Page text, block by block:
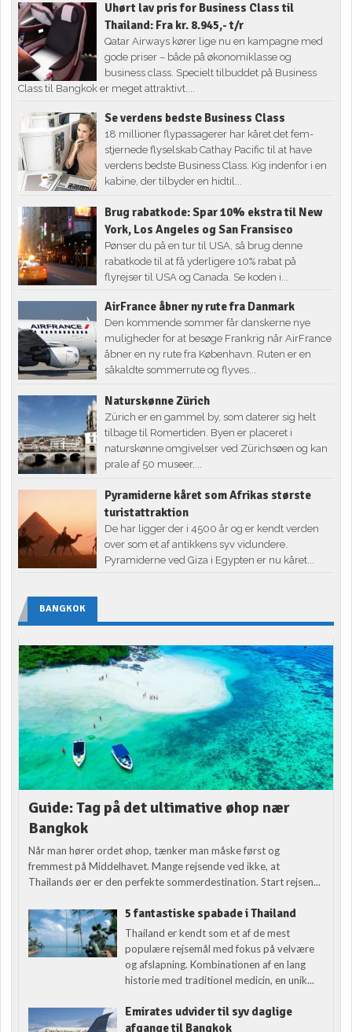
Uhørt lav pris for Business Class til
Thailand: Fra kr. 8.945,- t/r
Qatar Airways kører lige nu en kampagne med
gode priser – både på økonomiklasse og
business class. Specielt tilbuddet på Business
Class til Bangkok er meget attraktivt....
Se verdens bedste Business Class
18 millioner flypassagerer har kåret det fem-
stjernede flyselskab Cathay Pacific til at have
verdens bedste Business Class. Kig indenfor i en
kabine, der tilbyder en hidtil...
Brug rabatkode: Spar 10% ekstra til New
York, Los Angeles og San Fransisco
Pønser du på en tur til USA, så brug denne
rabatkode til at få yderligere 10% rabat på
flyrejser til USA og Canada. Se koden i...
AirFrance åbner ny rute fra Danmark
Den kommende sommer får danskerne nye
muligheder for at besøge Frankrig når AirFrance
åbner en ny rute fra København. Ruten er en
såkaldte sommerrute og flyves...
Naturskønne Zürich
Zürich er en gammel by, som daterer sig helt
tilbage til Romertiden. Byen er placeret i
naturskønne omgivelser ved Zürichsøen og kan
prale af 50 museer,...
Pyramiderne kåret som Afrikas største
turistattraktion
De har ligger der i 4500 år og er kendt verden
over som et af antikkens syv vidundere.
Pyramiderne ved Giza i Egypten er nu kåret...
BANGKOK
Guide: Tag på det ultimative øhop nær
Bangkok
Når man hører ordet øhop, tænker man måske først og
fremmest på Middelhavet. Mange rejsende ved ikke, at
Thailands øer er den perfekte sommerdestination. Start rejsen...
5 fantastiske spabade i Thailand
Thailand er kendt som et af de mest
populære rejsemål med fokus på velvære
og afslapning. Kombinationen af en lang
historie med traditionel medicin, en unik...
Emirates udvider til syv daglige
afgange til Bangkok